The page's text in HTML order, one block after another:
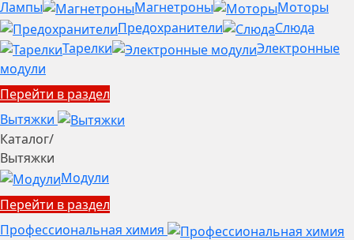
Лампы
Магнетроны
Моторы
Предохранители
Слюда
Тарелки
Электронные
модули
Перейти в раздел
Вытяжки
Каталог/
Вытяжки
Модули
Перейти в раздел
Профессиональная химия